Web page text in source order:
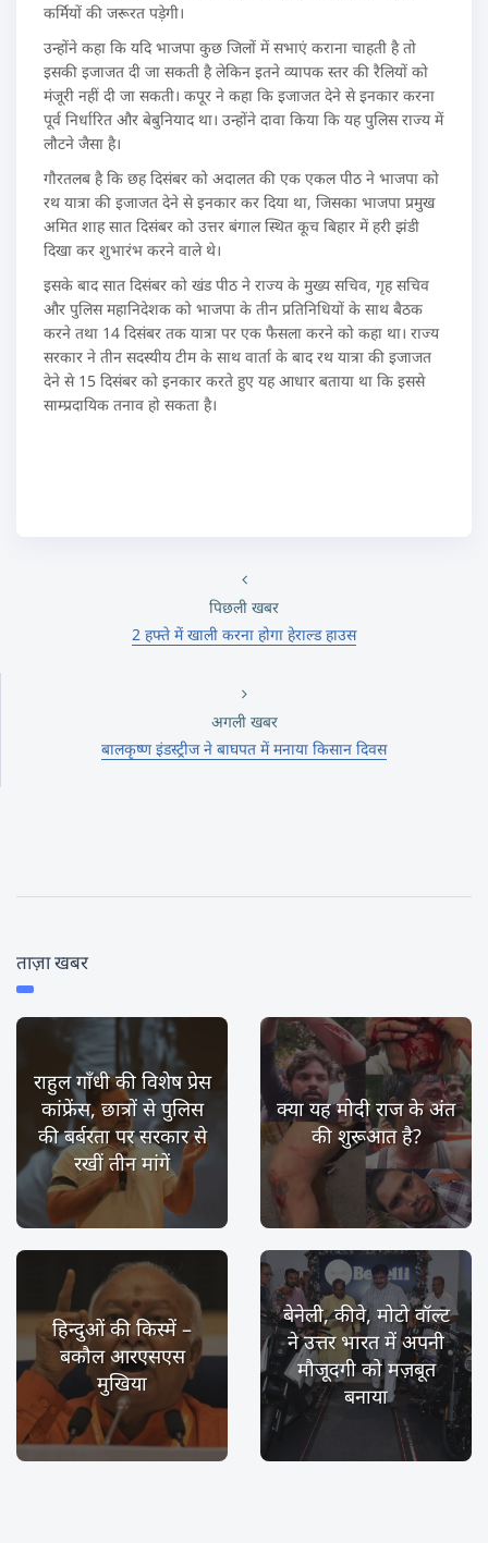
कर्मियों की जरूरत पड़ेगी।
उन्होंने कहा कि यदि भाजपा कुछ जिलों में सभाएं कराना चाहती है तो
इसकी इजाजत दी जा सकती है लेकिन इतने व्यापक स्तर की रैलियों को
मंजूरी नहीं दी जा सकती। कपूर ने कहा कि इजाजत देने से इनकार करना
पूर्व निर्धारित और बेबुनियाद था। उन्होंने दावा किया कि यह पुलिस राज्य में
लौटने जैसा है।
गौरतलब है कि छह दिसंबर को अदालत की एक एकल पीठ ने भाजपा को
रथ यात्रा की इजाजत देने से इनकार कर दिया था, जिसका भाजपा प्रमुख
अमित शाह सात दिसंबर को उत्तर बंगाल स्थित कूच बिहार में हरी झंडी
दिखा कर शुभारंभ करने वाले थे।
इसके बाद सात दिसंबर को खंड पीठ ने राज्य के मुख्य सचिव, गृह सचिव
और पुलिस महानिदेशक को भाजपा के तीन प्रतिनिधियों के साथ बैठक
करने तथा 14 दिसंबर तक यात्रा पर एक फैसला करने को कहा था। राज्य
सरकार ने तीन सदस्यीय टीम के साथ वार्ता के बाद रथ यात्रा की इजाजत
देने से 15 दिसंबर को इनकार करते हुए यह आधार बताया था कि इससे
साम्प्रदायिक तनाव हो सकता है।
पिछली खबर
2 हफ्ते में खाली करना होगा हेराल्ड हाउस
अगली खबर
बालकृष्ण इंडस्ट्रीज ने बाघपत में मनाया किसान दिवस
ताज़ा खबर
राहुल गाँधी की विशेष प्रेस
कांफ्रेंस, छात्रों से पुलिस
की बर्बरता पर सरकार से
रखीं तीन मांगें
क्या यह मोदी राज के अंत
की शुरूआत है?
हिन्दुओं की किस्में –
बकौल आरएसएस
मुखिया
बेनेली, कीवे, मोटो वॉल्ट
ने उत्तर भारत में अपनी
मौजूदगी को मज़बूत
बनाया